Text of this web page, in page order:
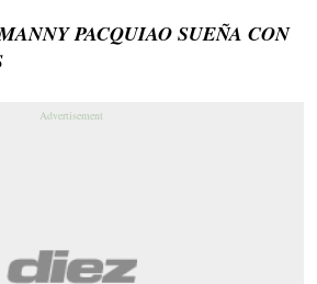
PACQUIAO SUEÑA CON